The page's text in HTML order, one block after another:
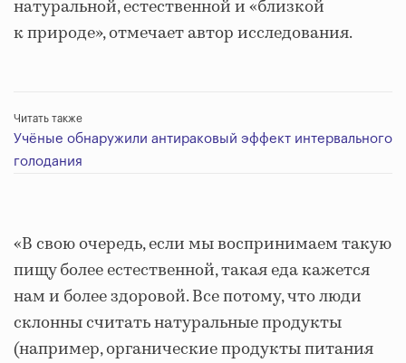
натуральной, естественной и «близкой
к природе», отмечает автор исследования.
Читать также
Учёные обнаружили антираковый эффект интервального
голодания
«В свою очередь, если мы воспринимаем такую
пищу более естественной, такая еда кажется
нам и более здоровой. Все потому, что люди
склонны считать натуральные продукты
(например, органические продукты питания